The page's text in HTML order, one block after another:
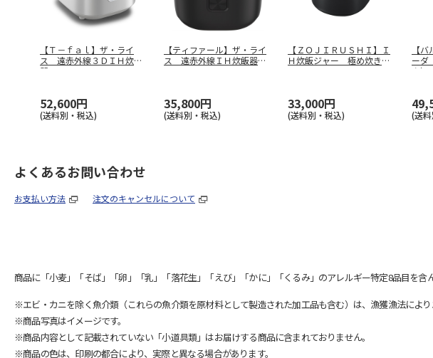
【Ｔ－ｆａｌ】ザ・ライ
ス 遠赤外線３ＤＩＨ炊飯
器 ＲＫ８９
52,600円
(送料別・税込)
【ティファール】ザ・ライ
ス 遠赤外線ＩＨ炊飯器
35,800円
(送料別・税込)
【ＺＯＪＩＲＵＳＨＩ】Ｉ
Ｈ炊飯ジャー 極め炊き
33,000円
(送料別・税込)
【
ーダ
ク）
(送
よくあるお問い合わせ
お支払い方法 注文のキャンセルについて
商品に「小麦」「そば」「卵」「乳」「落花生」「えび」「かに」「くるみ」のアレルギー特定8品目を含
※エビ・カニを除く魚介類（これらの魚介類を原材料として製造された加工品も含む）は、漁獲漁法によ
※商品写真はイメージです。
※商品内容として記載されていない「小道具類」はお届けする商品に含まれておりません。
※商品の色は、印刷の都合により、実際と異なる場合があります。